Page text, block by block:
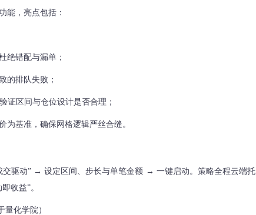
能，亮点包括：
绝错配与漏单；
的排队失败；
证区间与仓位设计是否合理；
为基准，确保网格逻辑严丝合缝。
驱动” → 设定区间、步长与单笔金额 → 一键启动。策略全程云端托
收益”。
量化学院）